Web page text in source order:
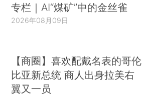
专栏｜AI“煤矿”中的金丝雀
2026年08月09日
【商圈】喜欢配戴名表的哥伦
比亚新总统 商人出身拉美右
翼又一员